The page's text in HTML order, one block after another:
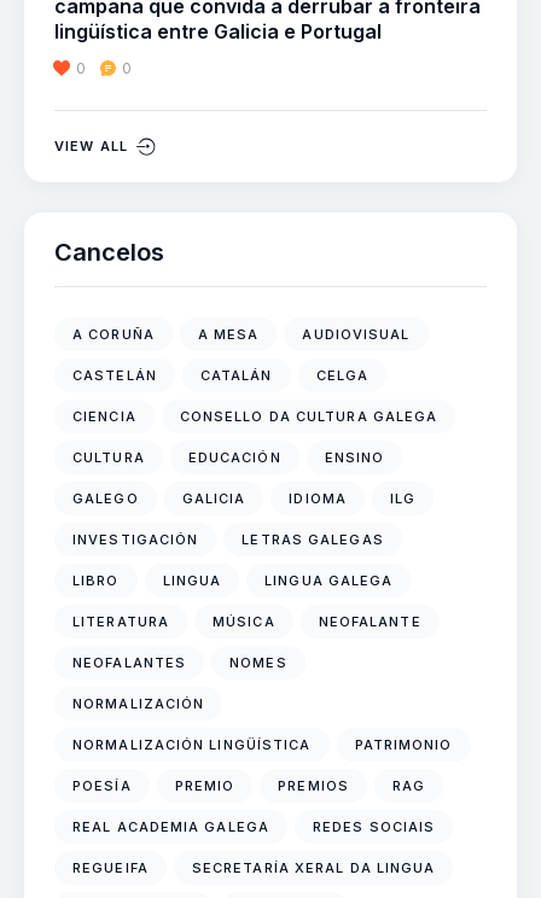
campaña que convida a derrubar a fronteira
lingüística entre Galicia e Portugal
0 0
VIEW ALL
Cancelos
A CORUÑA A MESA AUDIOVISUAL
CASTELÁN CATALÁN CELGA
CIENCIA CONSELLO DA CULTURA GALEGA
CULTURA EDUCACIÓN ENSINO
GALEGO GALICIA IDIOMA ILG
INVESTIGACIÓN LETRAS GALEGAS
LIBRO LINGUA LINGUA GALEGA
LITERATURA MÚSICA NEOFALANTE
NEOFALANTES NOMES
NORMALIZACIÓN
NORMALIZACIÓN LINGÜÍSTICA PATRIMONIO
POESÍA PREMIO PREMIOS RAG
REAL ACADEMIA GALEGA REDES SOCIAIS
REGUEIFA SECRETARÍA XERAL DA LINGUA